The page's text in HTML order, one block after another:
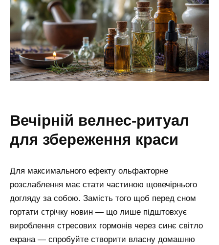
вечірній велнес-ритуал
для збереження краси
Для максимального ефекту ольфакторне
розслаблення має стати частиною щовечірнього
догляду за собою. Замість того щоб перед сном
гортати стрічку новин — що лише підштовхує
вироблення стресових гормонів через синє світло
екрана — спробуйте створити власну домашню